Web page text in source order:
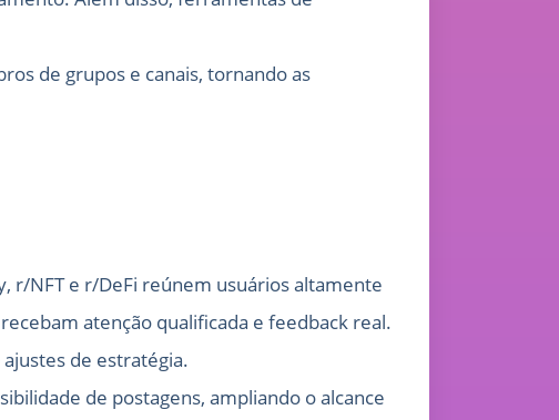
de grupos e canais, tornando as
r/NFT e r/DeFi reúnem usuários altamente
atenção qualificada e feedback real.
de estratégia.
de postagens, ampliando o alcance